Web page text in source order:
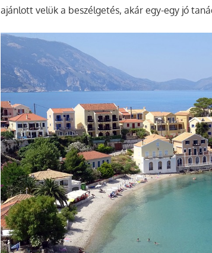
ajánlott velük a beszélgetés, akár egy-egy jó